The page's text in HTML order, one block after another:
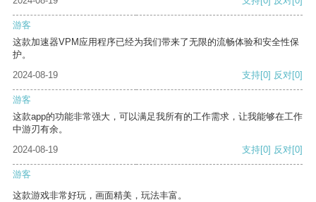
游客
这款加速器VPM应用程序已经为我们带来了无限的流畅体验和安全性保
护。
2024-08-19
支持[0] 反对[0]
游客
这款app的功能非常强大，可以满足我所有的工作需求，让我能够在工作
中游刃有余。
2024-08-19
支持[0] 反对[0]
游客
这款游戏非常好玩，画面精美，玩法丰富。